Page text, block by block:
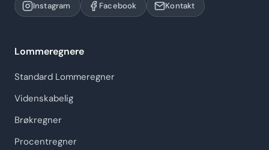
Instagram Facebook Kontakt
Lommeregnere
Standard Lommeregner
Videnskabelig
Brøkregner
Procentregner